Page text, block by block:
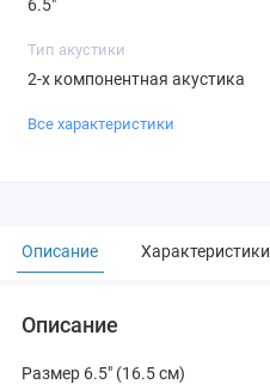
6.5"
Тип акустики
2-х компонентная акустика
Все характеристики
Описание Характеристики
Описание
Размер 6.5" (16.5 см)